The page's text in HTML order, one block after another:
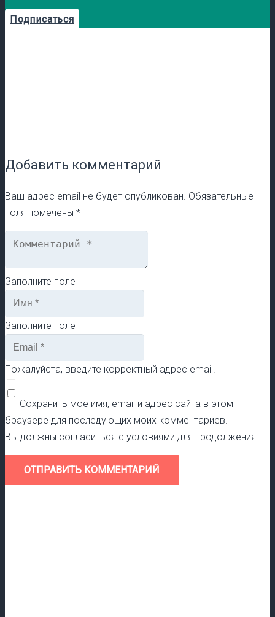
Подписаться
Добавить комментарий
Ваш адрес email не будет опубликован. Обязательные
поля помечены *
Заполните поле
Заполните поле
Пожалуйста, введите корректный адрес email.
Сохранить моё имя, email и адрес сайта в этом
браузере для последующих моих комментариев.
Вы должны согласиться с условиями для продолжения
ОТПРАВИТЬ КОММЕНТАРИЙ